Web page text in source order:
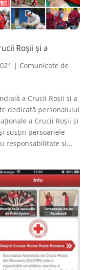
Roșii și a
| Comunicate de
a Crucii Roșii și a
dedicată personalului
a Crucii Roșii și
susțin persoanele
responsabilitate și...